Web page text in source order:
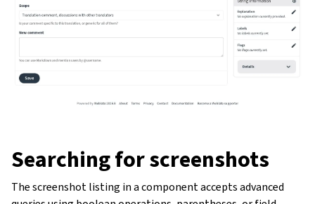
Searching for screenshots
The screenshot listing in a component accepts advanced